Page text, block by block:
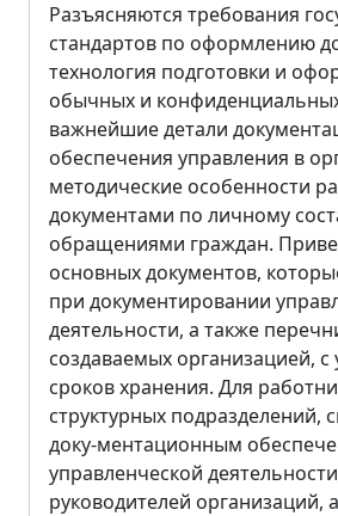
Разъясняются требования
стандартов по оформлению
технология подготовки и
обычных и
важнейшие детали
обеспечения управления в
методические особенности
документами по личному
обращениями граждан.
основных документов,
при документировании
деятельности, а также
создаваемых организацией, с
сроков хранения. Для
структурных подразделений,
доку-ментационным
управленческой
руководителей организаций,